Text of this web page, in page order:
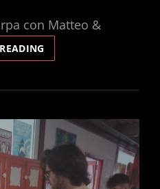
con Matteo &
WARPA:
I